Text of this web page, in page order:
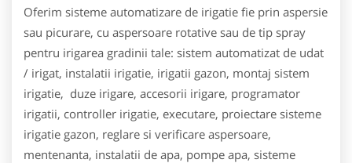
Oferim sisteme automatizare de irigatie fie prin aspersie
sau picurare, cu aspersoare rotative sau de tip spray
pentru irigarea gradinii tale: sistem automatizat de udat
/ irigat, instalatii irigatie, irigatii gazon, montaj sistem
irigatie, duze irigare, accesorii irigare, programator
irigatii, controller irigatie, executare, proiectare sisteme
irigatie gazon, reglare si verificare aspersoare,
mentenanta, instalatii de apa, pompe apa, sisteme